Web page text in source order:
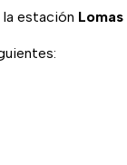
la estación